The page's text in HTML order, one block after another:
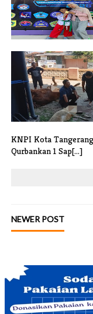
Raih Juara di
Cup 2[...]
KNPI Kota Tangerang
Qurbankan 1 Sap[...]
NEWER POST